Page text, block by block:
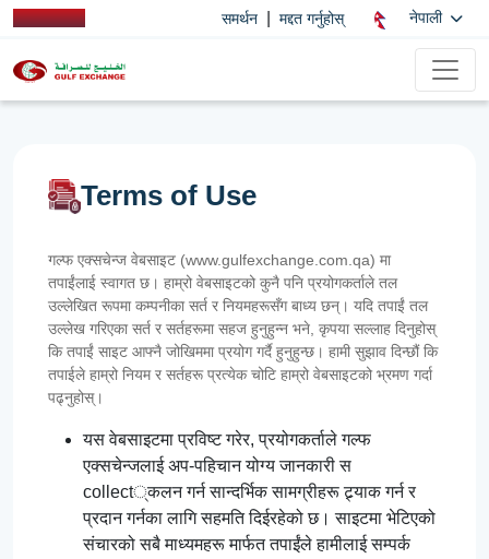
समर्थन मद्दत गर्नुहोस् नेपाली
Terms of Use
गल्फ एक्सचेन्ज वेबसाइट (www.gulfexchange.com.qa) मा
तपाईंलाई स्वागत छ। हाम्रो वेबसाइटको कुनै पनि प्रयोगकर्ताले तल
उल्लेखित रूपमा कम्पनीका सर्त र नियमहरूसँग बाध्य छन्। यदि तपाईं तल
उल्लेख गरिएका सर्त र सर्तहरूमा सहज हुनुहुन्न भने, कृपया सल्लाह दिनुहोस्
कि तपाईं साइट आफ्नै जोखिममा प्रयोग गर्दै हुनुहुन्छ। हामी सुझाव दिन्छौं कि
तपाईले हाम्रो नियम र सर्तहरू प्रत्येक चोटि हाम्रो वेबसाइटको भ्रमण गर्दा
पढ्नुहोस्।
यस वेबसाइटमा प्रविष्ट गरेर, प्रयोगकर्ताले गल्फ
एक्सचेन्जलाई अप-पहिचान योग्य जानकारी स
collect्कलन गर्न सान्दर्भिक सामग्रीहरू ट्र्याक गर्न र
प्रदान गर्नका लागि सहमति दिईरहेको छ। साइटमा भेटिएको
संचारको सबै माध्यमहरू मार्फत तपाईंले हामीलाई सम्पर्क